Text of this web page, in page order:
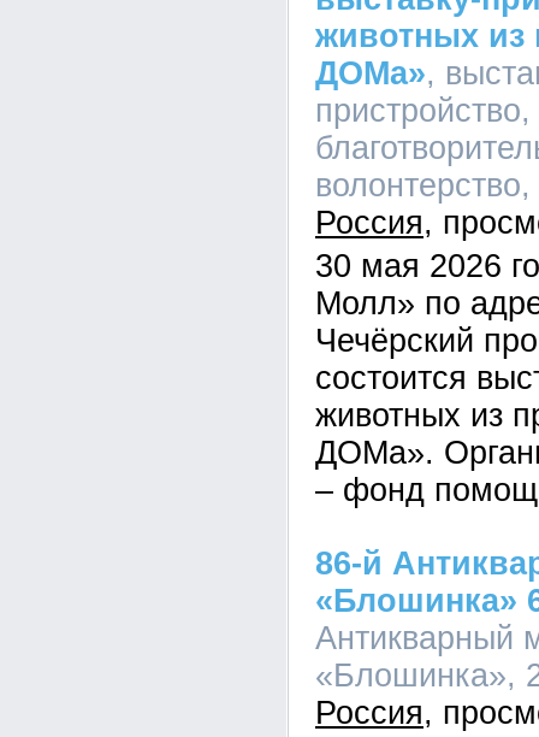
животных из
ДОМа»,
пристройство,
Россия
30 мая 2026
Молл» по
Чечёрский
состоится
животных из
ДОМа».
– фонд
86-й
«Блошинка»
Антикварный
«Блошинка»,
Россия